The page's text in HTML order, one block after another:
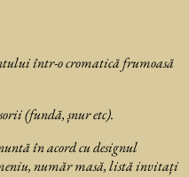
într-o cromatică frumoasă
(fundă, șnur etc).
în acord cu designul
număr masă, listă invitați